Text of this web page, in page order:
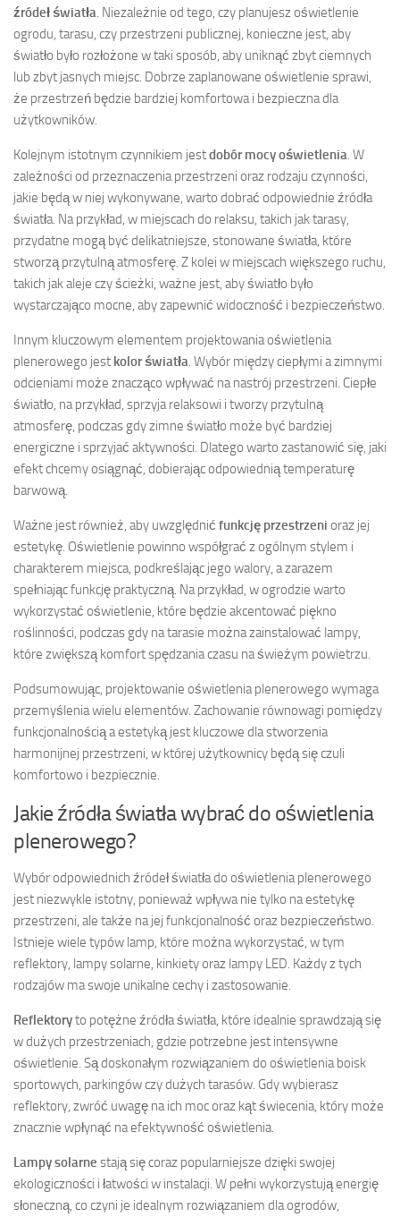
źródeł światła. Niezależnie od tego, czy planujesz oświetlenie
ogrodu, tarasu, czy przestrzeni publicznej, konieczne jest, aby
światło było rozłożone w taki sposób, aby uniknąć zbyt ciemnych
lub zbyt jasnych miejsc. Dobrze zaplanowane oświetlenie sprawi,
że przestrzeń będzie bardziej komfortowa i bezpieczna dla
użytkowników.
Kolejnym istotnym czynnikiem jestdobór mocy oświetlenia. W
zależności od przeznaczenia przestrzeni oraz rodzaju czynności,
jakie będą w niej wykonywane, warto dobrać odpowiednie źródła
światła. Na przykład, w miejscach do relaksu, takich jak tarasy,
przydatne mogą być delikatniejsze, stonowane światła, które
stworzą przytulną atmosferę. Z kolei w miejscach większego ruchu,
takich jak aleje czy ścieżki, ważne jest, aby światło było
wystarczająco mocne, aby zapewnić widoczność i bezpieczeństwo.
Innym kluczowym elementem projektowania oświetlenia
plenerowego jest kolor światła. Wybór między ciepłymi a zimnymi
odcieniami może znacząco wpływać na nastrój przestrzeni. Ciepłe
światło, na przykład, sprzyja relaksowi i tworzy przytulną
atmosferę, podczas gdy zimne światło może być bardziej
energiczne i sprzyjać aktywności. Dlatego warto zastanowić się, jaki
efekt chcemy osiągnąć, dobierając odpowiednią temperaturę
barwową.
Ważne jest również, aby uwzględnić funkcję przestrzeni oraz jej
estetykę. Oświetlenie powinno współgrać z ogólnym stylem i
charakterem miejsca, podkreślając jego walory, a zarazem
spełniając funkcję praktyczną. Na przykład, w ogrodzie warto
wykorzystać oświetlenie, które będzie akcentować piękno
roślinności, podczas gdy na tarasie można zainstalować lampy,
które zwiększą komfort spędzania czasu na świeżym powietrzu.
Podsumowując, projektowanie oświetlenia plenerowego wymaga
przemyślenia wielu elementów. Zachowanie równowagi pomiędzy
funkcjonalnością a estetyką jest kluczowe dla stworzenia
harmonijnej przestrzeni, w której użytkownicy będą się czuli
komfortowo i bezpiecznie.
Jakie źródła światła wybrać do oświetlenia
plenerowego?
Wybór odpowiednich źródeł światła do oświetlenia plenerowego
jest niezwykle istotny, ponieważ wpływa nie tylko na estetykę
przestrzeni, ale także na jej funkcjonalność oraz bezpieczeństwo.
Istnieje wiele typów lamp, które można wykorzystać, w tym
reflektory, lampy solarne, kinkiety oraz lampy LED. Każdy z tych
rodzajów ma swoje unikalne cechy i zastosowanie.
Reflektoryto potężne źródła światła, które idealnie sprawdzają się
w dużych przestrzeniach, gdzie potrzebne jest intensywne
oświetlenie. Są doskonałym rozwiązaniem do oświetlenia boisk
sportowych, parkingów czy dużych tarasów. Gdy wybierasz
reflektory, zwróć uwagę na ich moc oraz kąt świecenia, który może
znacznie wpłynąć na efektywność oświetlenia.
Lampy solarne stają się coraz popularniejsze dzięki swojej
ekologiczności i łatwości w instalacji. W pełni wykorzystują energię
słoneczną, co czyni je idealnym rozwiązaniem dla ogrodów,